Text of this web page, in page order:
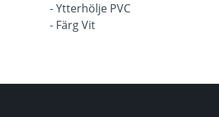
- Ytterhölje PVC
- Färg Vit